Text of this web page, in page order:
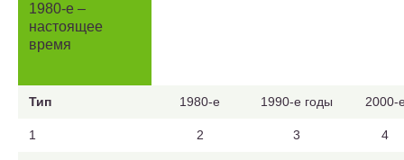
1980-е –
настоящее
время
Тип 1980-е 1990-е годы 2000-
1 2 3 4